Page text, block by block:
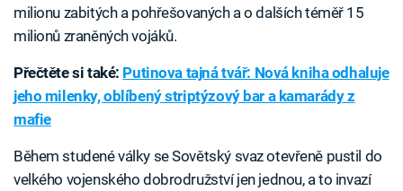
milionu zabitých a pohřešovaných a o dalších téměř 15
milionů zraněných vojáků.
Přečtěte si také: Putinova tajná tvář: Nová kniha odhaluje
jeho milenky, oblíbený striptýzový bar a kamarády z
mafie
Během studené války se Sovětský svaz otevřeně pustil do
velkého vojenského dobrodružství jen jednou, a to invazí